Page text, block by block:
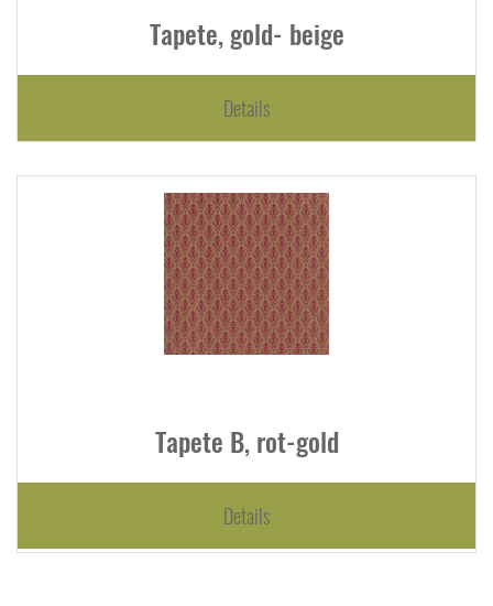
Tapete, gold- beige
Details
Tapete B, rot-gold
Details